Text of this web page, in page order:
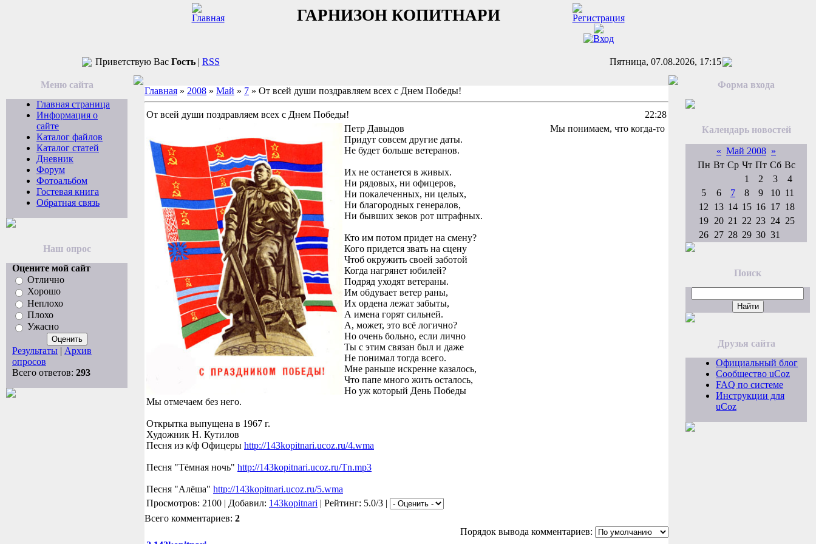
ГАРНИЗОН КОПИТНАРИ
Приветствую Вас Гость| RSS Пятница, 07.08.2026, 17:15
Меню сайта
Главная страница
Информация о
сайте
Каталог файлов
Каталог статей
Дневник
Форум
Фотоальбом
Гостевая книга
Обратная связь
Наш опрос
Оцените мой сайт
Отлично
Хорошо
Неплохо
Плохо
Ужасно
Результаты | Архив
опросов
Всего ответов: 293
Главная » 2008 » Май » 7 » От всей души поздравляем всех с Днем Победы!
От всей души поздравляем всех с Днем Победы!
22:28
Петр Давыдов Мы понимаем, что когда-то
Придут совсем другие даты.
Не будет больше ветеранов.
Их не останется в живых.
Ни рядовых, ни офицеров,
Ни покалеченных, ни целых,
Ни благородных генералов,
Ни бывших зеков рот штрафных.
Кто им потом придет на смену?
Кого придется звать на сцену
Чтоб окружить своей заботой
Когда нагрянет юбилей?
Подряд уходят ветераны.
Им обдувает ветер раны,
Их ордена лежат забыты,
А имена горят сильней.
А, может, это всё логично?
Но очень больно, если лично
Ты с этим связан был и даже
Не понимал тогда всего.
Мне раньше искренне казалось,
Что папе много жить осталось,
Но уж который День Победы
Мы отмечаем без него.
Открытка выпущена в 1967 г.
Художник Н. Кутилов
Песня из к/ф Офицеры http://143kopitnari.ucoz.ru/4.wma
Песня "Тёмная ночь" http://143kopitnari.ucoz.ru/Tn.mp3
Песня "Алёша" http://143kopitnari.ucoz.ru/5.wma
Просмотров: 2100 | Добавил: 143kopitnari | Рейтинг: 5.0/3 |
Всего комментариев: 2
Порядок вывода комментариев:
Форма входа
Календарь новостей
« Май 2008 »
Пн Вт Ср Чт Пт Сб Вс
1
2 3
4
5
6 7 8 9 10 11
12
13 14 15 16 17 18
19 20 21 22 23 24 25
26 27 28 29 30 31
Поиск
Друзья сайта
Официальный блог
Сообщество uCoz
FAQ по системе
Инструкции для
uCoz